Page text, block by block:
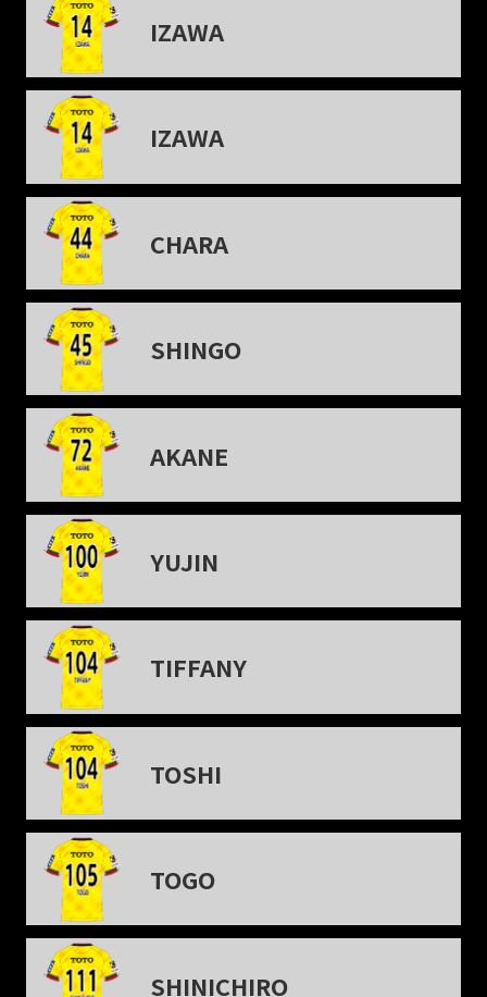
IZAWA
IZAWA
CHARA
SHINGO
AKANE
YUJIN
TIFFANY
TOSHI
TOGO
SHINICHIRO